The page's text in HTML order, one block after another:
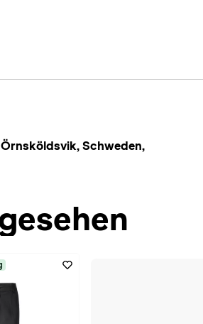
Örnsköldsvik, Schweden,